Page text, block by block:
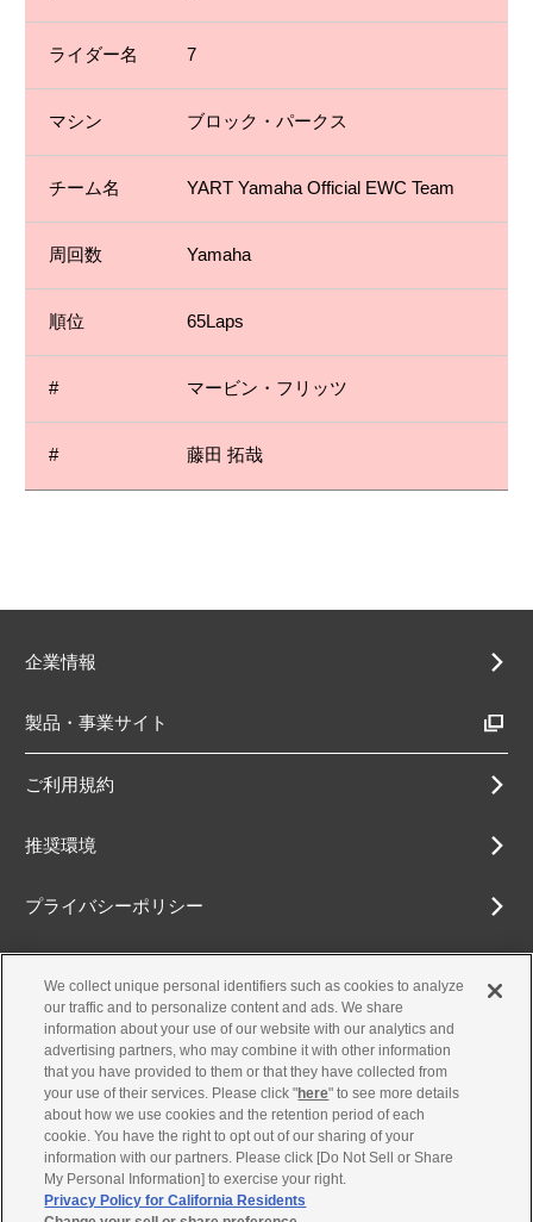
7
ブロック・パークス
YART Yamaha Official EWC Team
Yamaha
65Laps
マービン・フリッツ
藤田 拓哉
企業情報
製品・事業サイト
ご利用規約
推奨環境
プライバシーポリシー
アクセシビリティ方針
古物営業法に基づく表示
お問合せ
We collect unique personal identifiers such as cookies to analyze
our traffic and to personalize content and ads. We share
information about your use of our website with our analytics and
advertising partners, who may combine it with other information
that you have provided to them or that they have collected from
your use of their services. Please click "here" to see more details
about how we use cookies and the retention period of each
cookie. You have the right to opt out of our sharing of your
information with our partners. Please click [Do Not Sell or Share
My Personal Information] to exercise your right.
Privacy Policy for California Residents